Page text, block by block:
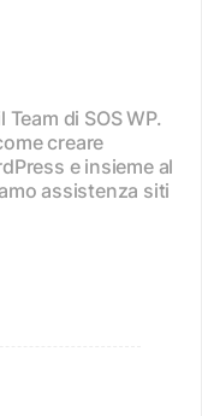
di SOS WP.
creare
e insieme al
assistenza siti